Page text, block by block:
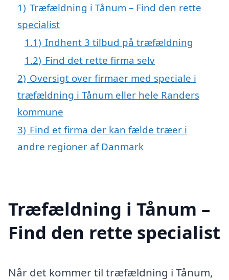
1) Træfældning i Tånum – Find den rette
specialist
1.1) Indhent 3 tilbud på træfældning
1.2) Find det rette firma selv
2) Oversigt over firmaer med speciale i
træfældning i Tånum eller hele Randers
kommune
3) Find et firma der kan fælde træer i
andre regioner af Danmark
Træfældning i Tånum –
Find den rette specialist
Når det kommer til træfældning i Tånum,